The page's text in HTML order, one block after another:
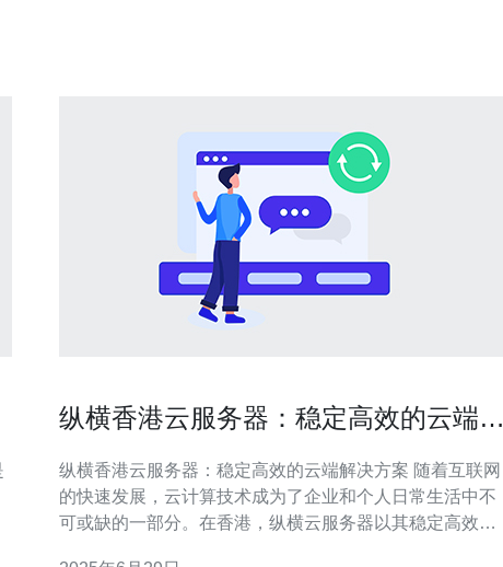
纵横香港云服务器：稳定高效的云端解
纵横香港云服务器：稳定高效的云端解决方案 随着互联网
的快速发展，云计算技术成为了企业和个人日常生活中不
可或缺的一部分。在香港，纵横云服务器以其稳定高效的